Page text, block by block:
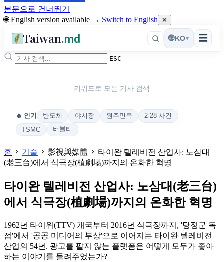
본문으로 건너뛰기
🌐 English version available → Switch to English ✕
Taiwan.md ☰
🌐KO▾
ESC
키워드로 모든 기사 검색
🔥 인기 반도체 야시장 원주민족
2·28 사건
TSMC
버블티
홈 기술 影視與媒體
타이완 텔레비전 산업사: 노삼대
(老三台)에서 식극장(植劇場)까지의 온화한 혁명
타이완 텔레비전 산업사: 노삼대(老三台)
에서 식극장(植劇場)까지의 온화한 혁명
1962년 타이위(TTV) 개국부터 2016년 식극장까지, '당정군 독
점'에서 '공공 미디어의 부상'으로 이어지는 타이완 텔레비전
산업의 54년. 광고를 팔지 않는 플랫폼은 어떻게 모두가 좋아
하는 이야기를 들려주었는가?